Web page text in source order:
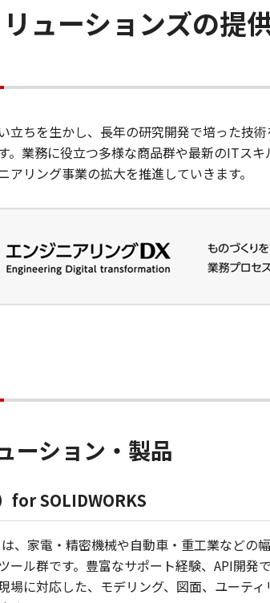
ューションズの提
立ちを生かし、長年の研究開発で培った技
。業務に役立つ多様な商品群や最新のITス
リング事業の拡大を推進していきます。
ーション・製品
for SOLIDWORKS
、家電・精密機械や自動車・重工業など
ール群です。豊富なサポート経験、API開
場に対応した、モデリング、図面、ユーテ